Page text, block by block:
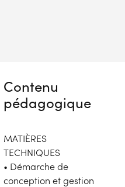
Contenu
pédagogique
MATIÈRES
TECHNIQUES
• Démarche de
conception et gestion